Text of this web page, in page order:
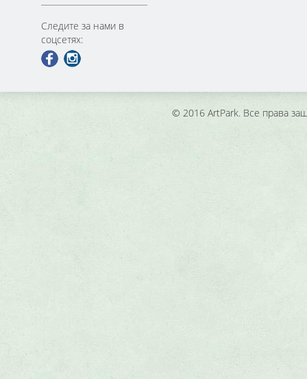
Следите за нами в
соцсетях:
© 2016 ArtPark. Все права